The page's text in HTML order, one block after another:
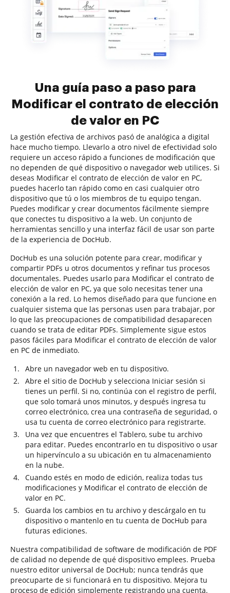
Una guía paso a paso para
Modificar el contrato de elección
de valor en PC
La gestión efectiva de archivos pasó de analógica a digital
hace mucho tiempo. Llevarlo a otro nivel de efectividad solo
requiere un acceso rápido a funciones de modificación que
no dependen de qué dispositivo o navegador web utilices. Si
deseas Modificar el contrato de elección de valor en PC,
puedes hacerlo tan rápido como en casi cualquier otro
dispositivo que tú o los miembros de tu equipo tengan.
Puedes modificar y crear documentos fácilmente siempre
que conectes tu dispositivo a la web. Un conjunto de
herramientas sencillo y una interfaz fácil de usar son parte
de la experiencia de DocHub.
DocHub es una solución potente para crear, modificar y
compartir PDFs u otros documentos y refinar tus procesos
documentales. Puedes usarlo para Modificar el contrato de
elección de valor en PC, ya que solo necesitas tener una
conexión a la red. Lo hemos diseñado para que funcione en
cualquier sistema que las personas usen para trabajar, por
lo que las preocupaciones de compatibilidad desaparecen
cuando se trata de editar PDFs. Simplemente sigue estos
pasos fáciles para Modificar el contrato de elección de valor
en PC de inmediato.
Abre un navegador web en tu dispositivo.
Abre el sitio de DocHub y selecciona Iniciar sesión si
tienes un perfil. Si no, continúa con el registro de perfil,
que solo tomará unos minutos, y después ingresa tu
correo electrónico, crea una contraseña de seguridad, o
usa tu cuenta de correo electrónico para registrarte.
Una vez que encuentres el Tablero, sube tu archivo
para editar. Puedes encontrarlo en tu dispositivo o usar
un hipervínculo a su ubicación en tu almacenamiento
en la nube.
Cuando estés en modo de edición, realiza todas tus
modificaciones y Modificar el contrato de elección de
valor en PC.
Guarda los cambios en tu archivo y descárgalo en tu
dispositivo o mantenlo en tu cuenta de DocHub para
futuras ediciones.
Nuestra compatibilidad de software de modificación de PDF
de calidad no depende de qué dispositivo emplees. Prueba
nuestro editor universal de DocHub; nunca tendrás que
preocuparte de si funcionará en tu dispositivo. Mejora tu
proceso de edición simplemente registrando una cuenta.